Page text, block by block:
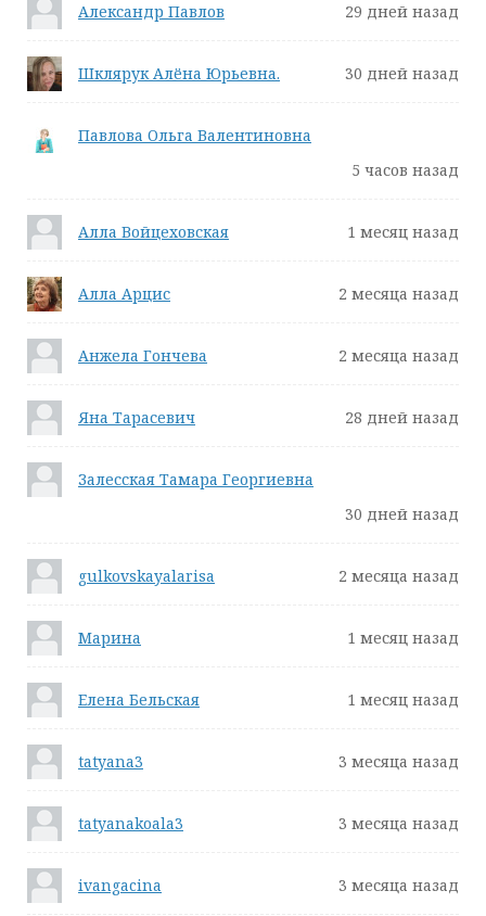
Александр Павлов 29 дней назад
Шклярук Алёна Юрьевна. 30 дней назад
Павлова Ольга Валентиновна
5 часов назад
Алла Войцеховская 1 месяц назад
Алла Арцис 2 месяца назад
Анжела Гончева 2 месяца назад
Яна Тарасевич 28 дней назад
Залесская Тамара Георгиевна
30 дней назад
gulkovskayalarisa 2 месяца назад
Марина 1 месяц назад
Елена Бельская 1 месяц назад
tatyana3 3 месяца назад
tatyanakoala3 3 месяца назад
ivangacina 3 месяца назад